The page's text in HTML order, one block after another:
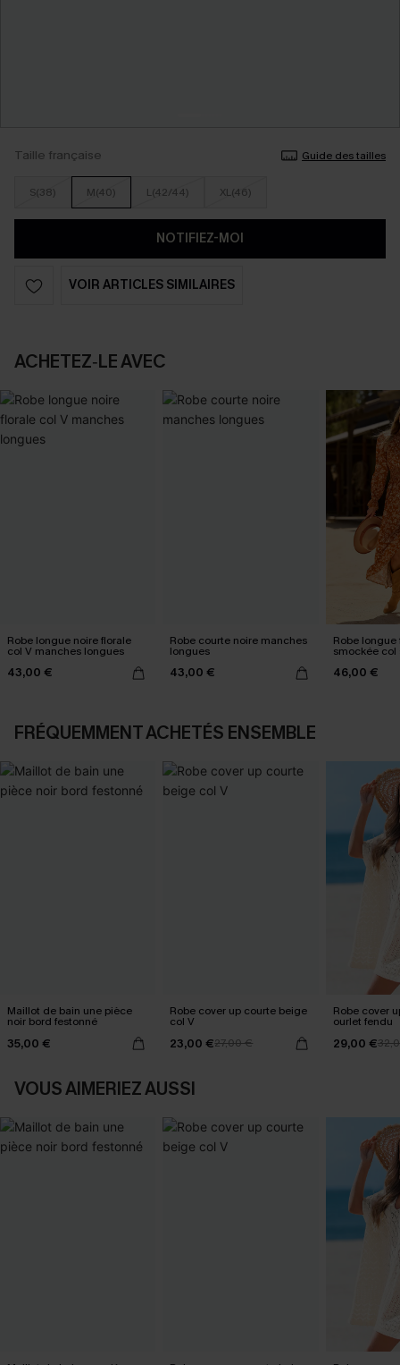
Taille française Guide des tailles
S(38) M(40) L(42/44) XL(46)
NOTIFIEZ-MOI
VOIR ARTICLES SIMILAIRES
ACHETEZ‑LE AVEC
Robe longue noire florale
col V manches longues
43,00 €
Robe courte noire manches
longues
43,00 €
Robe
smockée col
46,00 €
FRÉQUEMMENT ACHETÉS ENSEMBLE
Maillot de bain une pièce
noir bord festonné
35,00 €
Robe cover up courte beige
col V
23,00 €27,00 €
Robe cover
ourlet fendu
29,00 €
VOUS AIMERIEZ AUSSI